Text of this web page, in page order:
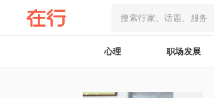
心理 职场发展